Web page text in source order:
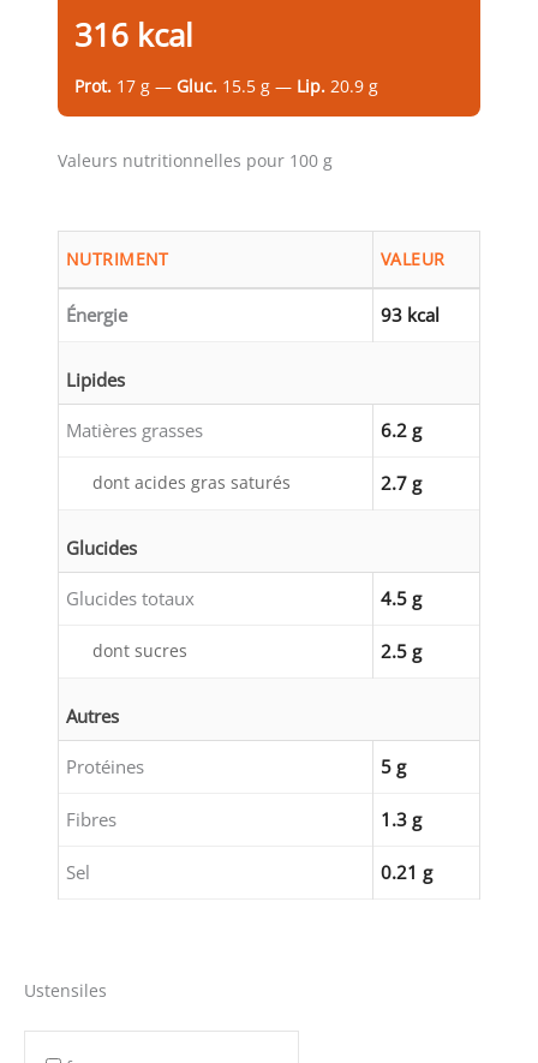
316 kcal
Prot. 17 g — Gluc. 15.5 g — Lip. 20.9 g
Valeurs nutritionnelles pour 100 g
NUTRIMENT VALEUR
Énergie 93 kcal
Lipides
Matières grasses 6.2 g
dont acides gras saturés 2.7 g
Glucides
Glucides totaux 4.5 g
dont sucres 2.5 g
Autres
Protéines 5 g
Fibres 1.3 g
Sel 0.21 g
Ustensiles